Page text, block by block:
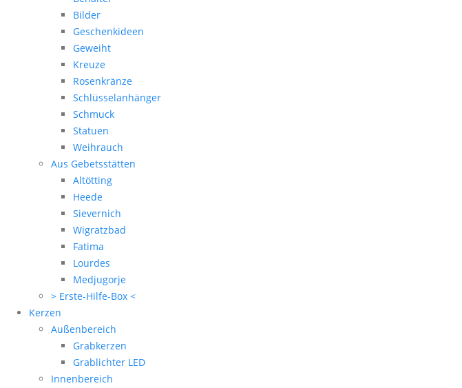
Bilder
Geschenkideen
Geweiht
Kreuze
Rosenkränze
Schlüsselanhänger
Schmuck
Statuen
Weihrauch
Aus Gebetsstätten
Altötting
Heede
Sievernich
Wigratzbad
Fatima
Lourdes
Medjugorje
> Erste-Hilfe-Box <
Kerzen
Außenbereich
Grabkerzen
Grablichter LED
Innenbereich